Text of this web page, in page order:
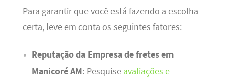
Para garantir que você está fazendo a escolha
certa, leve em conta os seguintes fatores:
Reputação da Empresa de fretes em
Manicoré AM: Pesquise avaliações e